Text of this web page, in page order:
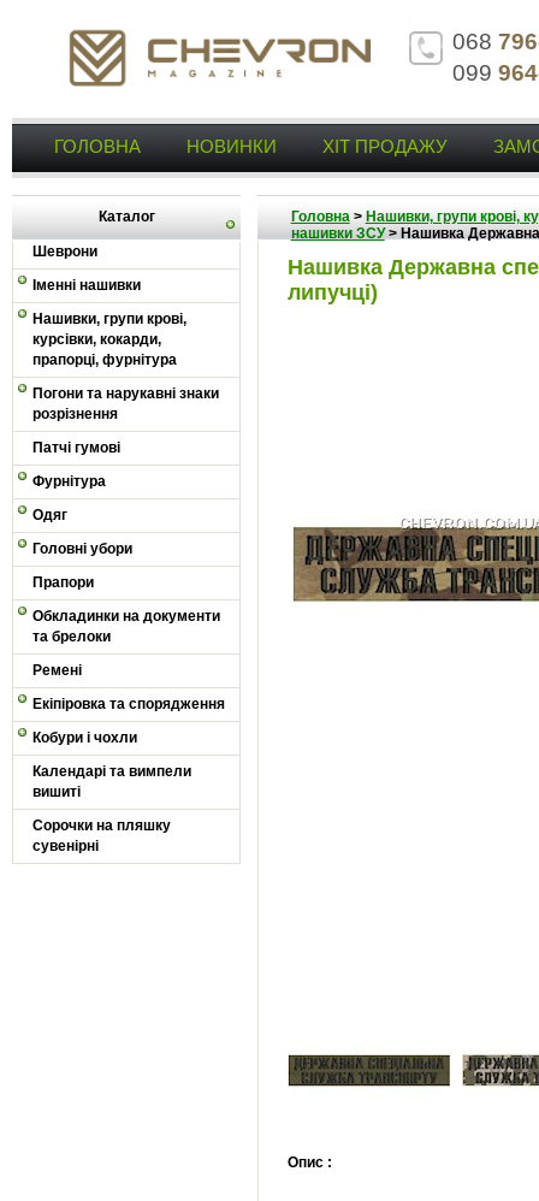
068
099
ГОЛОВНА НОВИНКИ ХІТ ПРОДАЖУ
Каталог
Шеврони
Іменні нашивки
Нашивки, групи крові,
курсівки, кокарди,
прапорці, фурнітура
Погони та нарукавні знаки
розрізнення
Патчі гумові
Фурнітура
Одяг
Головні убори
Прапори
Обкладинки на документи
та брелоки
Ремені
Екіпіровка та спорядження
Кобури і чохли
Календарі та вимпели
вишиті
Сорочки на пляшку
сувенірні
Головна> Нашивки, групи крові,
нашивки ЗСУ> Нашивка Державна
Нашивка Державна
липучці)
Опис :